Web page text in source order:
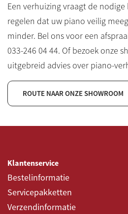
Een verhuizing vraagt de
regelen dat uw piano veilig
minder. Bel ons voor een
033-246 04 44. Of bezoek onze
uitgebreid advies over piano-
ROUTE NAAR ONZE SHOWROOM
Klantenservice
Bestelinformatie
Servicepakketten
Verzendinformatie